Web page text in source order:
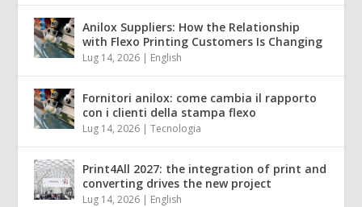
Anilox Suppliers: How the Relationship
with Flexo Printing Customers Is Changing
Lug 14, 2026 | English
Fornitori anilox: come cambia il rapporto
con i clienti della stampa flexo
Lug 14, 2026 |Tecnologia
Print4All 2027: the integration of print and
converting drives the new project
Lug 14, 2026 | English